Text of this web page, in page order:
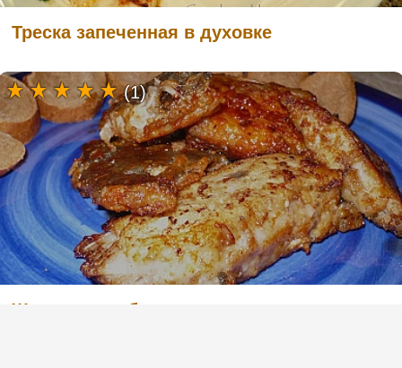
Треска запеченная в духовке
Жареная камбала на сковороде
(1)